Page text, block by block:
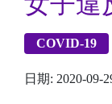
COVID-19
日期: 2020-09-